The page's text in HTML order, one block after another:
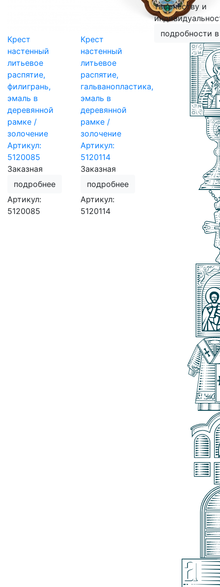
Крест
настенный
литьевое
распятие,
филигрань,
эмаль в
деревянной
рамке /
золочение
Артикул:
5120085
Заказная
подробнее
Артикул:
5120085
Крест
настенный
литьевое
распятие,
гальванопластика,
эмаль в
деревянной
рамке /
золочение
Артикул:
5120114
Заказная
подробнее
Артикул:
5120114
творчеству и
подробности в